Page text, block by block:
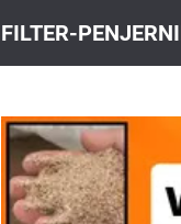
FILTER-